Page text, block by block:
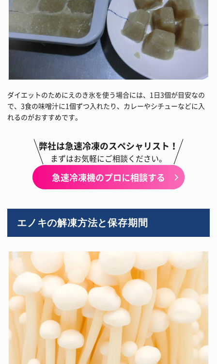
ダイエットのためにえのき氷を使う場合には、1日3個が目安なの
で、3食の味噌汁に1個ずつ入れたり、カレーやシチューなどに入
れるのがおすすめです。
弊社は急速冷凍のスペシャリスト！
まずはお気軽にご相談ください。
急速冷凍機のプロに相談する
エノキの解凍方法と保存期間